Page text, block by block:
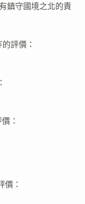
鎮守國境之北的責
評價：
：
：